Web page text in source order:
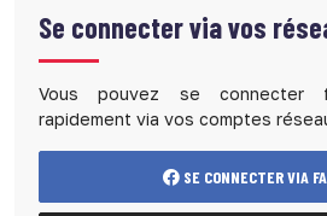
Se connecter via vos
Vous pouvez se connecter
rapidement via vos comptes
SE CONNECTER VIA